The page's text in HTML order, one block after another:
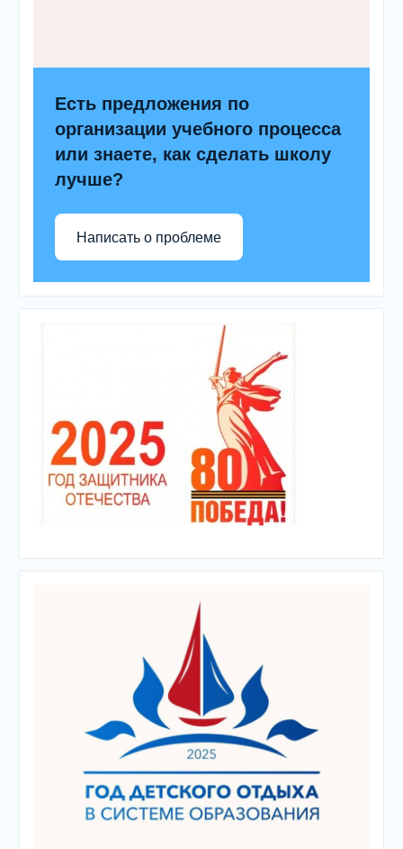
Есть предложения по
организации учебного процесса
или знаете, как сделать школу
лучше?
Написать о проблеме